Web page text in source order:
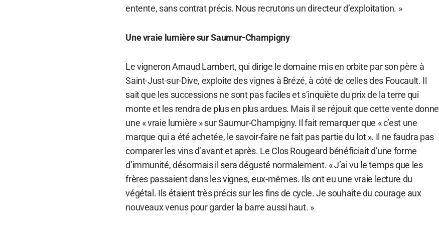
entente, sans contrat précis. Nous recrutons un directeur d’exploitation. »
Une vraie lumière sur Saumur-Champigny
Le vigneron Arnaud Lambert, qui dirige le domaine mis en orbite par son père à
Saint-Just-sur-Dive, exploite des vignes à Brézé, à côté de celles des Foucault. Il
sait que les successions ne sont pas faciles et s’inquiète du prix de la terre qui
monte et les rendra de plus en plus ardues. Mais il se réjouit que cette vente donne
une « vraie lumière » sur Saumur-Champigny. Il fait remarquer que « c’est une
marque qui a été achetée, le savoir-faire ne fait pas partie du lot ». Il ne faudra pas
comparer les vins d’avant et après. Le Clos Rougeard bénéficiait d’une forme
d’immunité, désormais il sera dégusté normalement. « J’ai vu le temps que les
frères passaient dans les vignes, eux-mêmes. Ils ont eu une vraie lecture du
végétal. Ils étaient très précis sur les fins de cycle. Je souhaite du courage aux
nouveaux venus pour garder la barre aussi haut. »